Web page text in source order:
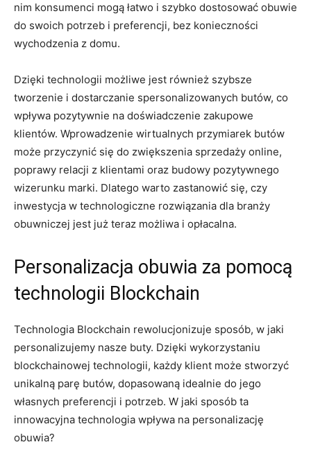
nim konsumenci mogą łatwo i‌ szybko‌ dostosować obuwie
do swoich potrzeb i preferencji, bez konieczności
wychodzenia z domu.
Dzięki technologii możliwe jest​ również szybsze
tworzenie i dostarczanie ⁤spersonalizowanych butów,⁢ co
wpływa⁣ pozytywnie na doświadczenie zakupowe
klientów. Wprowadzenie wirtualnych⁢ przymiarek butów
może przyczynić się do zwiększenia sprzedaży online,
poprawy relacji z klientami oraz budowy pozytywnego
⁢wizerunku marki. Dlatego warto zastanowić się,‍ czy⁢
inwestycja w technologiczne rozwiązania dla ⁣branży ​
obuwniczej jest ‌już teraz możliwa i ⁣opłacalna.
Personalizacja obuwia ⁤za ​pomocą
technologii ⁣Blockchain
Technologia Blockchain rewolucjonizuje sposób, ​w⁢ jaki
personalizujemy nasze buty. Dzięki wykorzystaniu⁢
blockchainowej technologii, ⁣każdy klient może ‍stworzyć
unikalną parę butów,‍ dopasowaną idealnie do jego
własnych preferencji i​ potrzeb. W ‌jaki sposób ⁣ta ​
innowacyjna technologia wpływa na personalizację
obuwia?